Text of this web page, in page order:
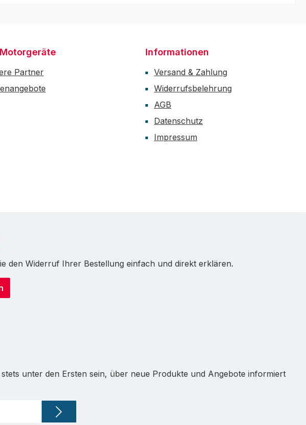
Partner
Informationen
Versand & Zahlung
Widerrufsbelehrung
AGB
Datenschutz
Impressum
den Widerruf Ihrer Bestellung einfach und direkt erklären.
unter den Ersten sein, über neue Produkte und Angebote informiert